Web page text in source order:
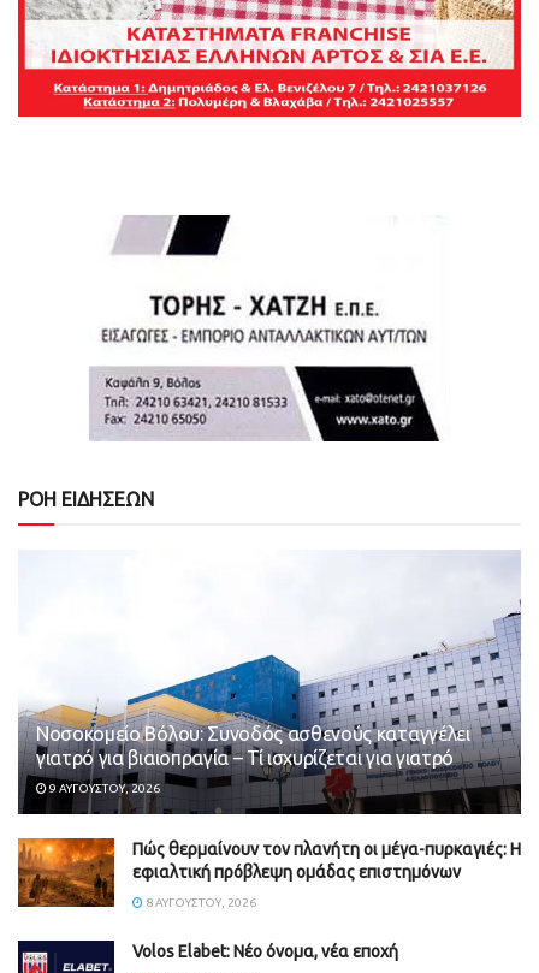
ΡΟΗ ΕΙΔΗΣΕΩΝ
Νοσοκομείο Βόλου: Συνοδός ασθενούς καταγγέλει
γιατρό για βιαιοπραγία – Τί ισχυρίζεται για γιατρό
9 ΑΥΓΟΎΣΤΟΥ, 2026
Πώς θερμαίνουν τον πλανήτη οι μέγα-πυρκαγιές: Η
εφιαλτική πρόβλεψη ομάδας επιστημόνων
8 ΑΥΓΟΎΣΤΟΥ, 2026
Volos Elabet: Νέο όνομα, νέα εποχή